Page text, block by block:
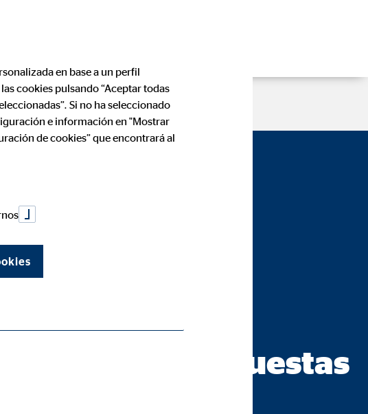
de
— Madrid
las respuestas
en base a un perfil
cookies pulsando “Aceptar todas
Si no ha seleccionado
e información en "Mostrar
de cookies” que encontrará al